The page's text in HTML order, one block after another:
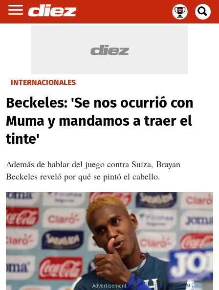
INTERNACIONALES
Beckeles: 'Se nos ocurrió con
Muma y mandamos a traer el
tinte'
Además de hablar del juego contra Suiza, Brayan
Beckeles reveló por qué se pintó el cabello.
X